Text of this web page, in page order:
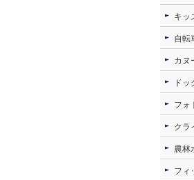
キッ
自転
カヌ
ド
フォ
クラ
農林
フィ